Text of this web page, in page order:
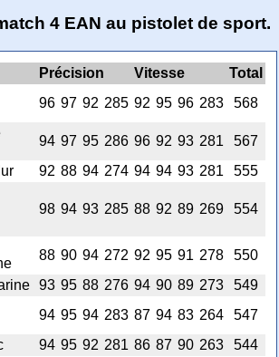
4 EAN au pistolet de sport.
Précision Vitesse
Total
96 97 92 285 92 95 96 283 568
94 97 95 286 96 92 93 281
567
92 88 94 274 94 94 93 281 555
98 94 93 285 88 92 89 269 554
88 90 94 272 92 95 91 278
550
93 95 88 276 94 90 89 273
549
94 95 94 283 87 94 83 264
547
94 95 92 281 86 87 90 263
544